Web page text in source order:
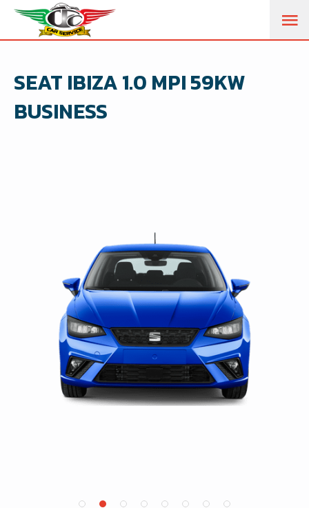
SEAT IBIZA 1.0 MPI 59KW
BUSINESS